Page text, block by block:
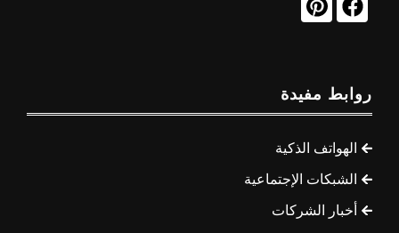
روابط مفيدة
الهواتف الذكية
الشبكات الإجتماعية
أخبار الشركات